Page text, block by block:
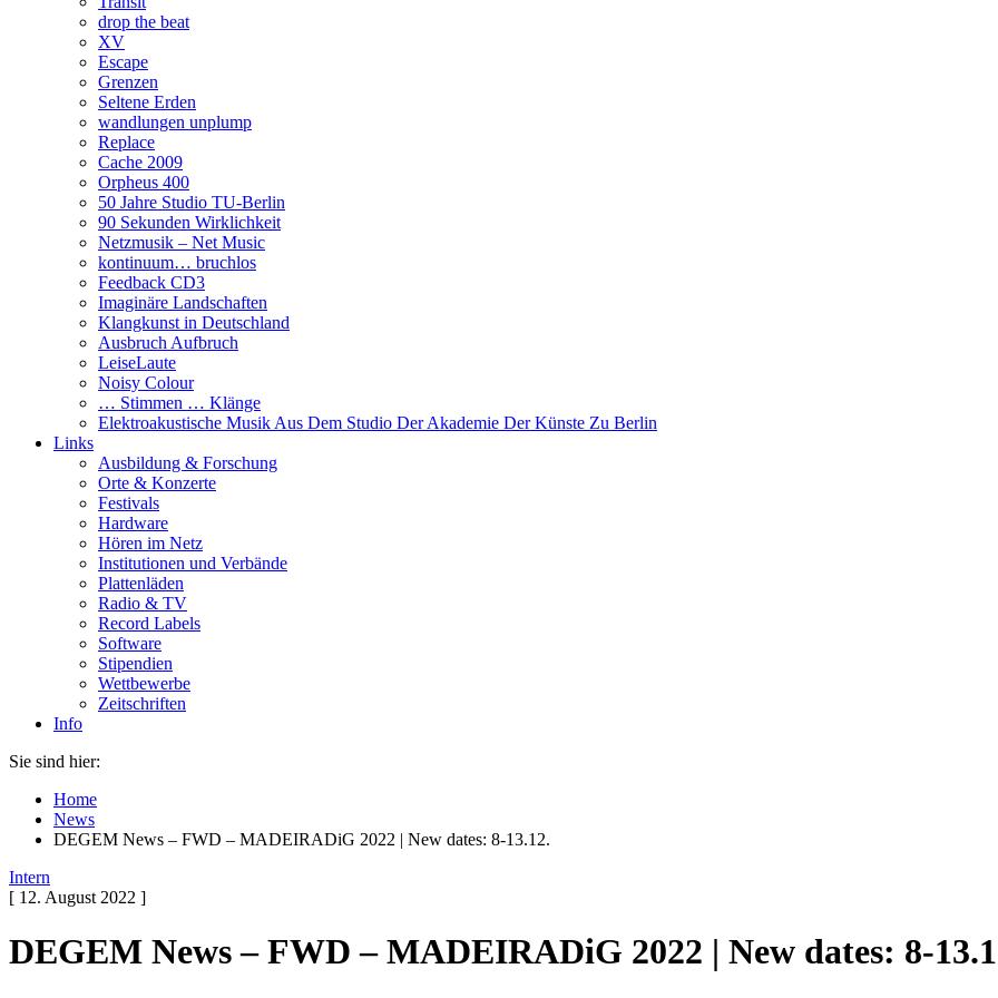
drop the beat
XV
Escape
Grenzen
Seltene Erden
wandlungen unplump
Replace
Cache 2009
Orpheus 400
50 Jahre Studio TU-Berlin
90 Sekunden Wirklichkeit
Netzmusik – Net Music
kontinuum… bruchlos
Feedback CD3
Imaginäre Landschaften
Klangkunst in Deutschland
Ausbruch Aufbruch
LeiseLaute
Noisy Colour
… Stimmen … Klänge
Elektroakustische Musik Aus Dem Studio Der Akademie Der Künste Zu Berlin
Links
Ausbildung & Forschung
Orte & Konzerte
Festivals
Hardware
Hören im Netz
Institutionen und Verbände
Plattenläden
Radio & TV
Record Labels
Software
Stipendien
Wettbewerbe
Zeitschriften
Info
Sie sind hier:
Home
News
DEGEM News – FWD – MADEIRADiG 2022 | New dates: 8-13.12.
Intern
[ 12. August 2022 ]
DEGEM News – FWD – MADEIRADiG 2022 | New dates: 8-